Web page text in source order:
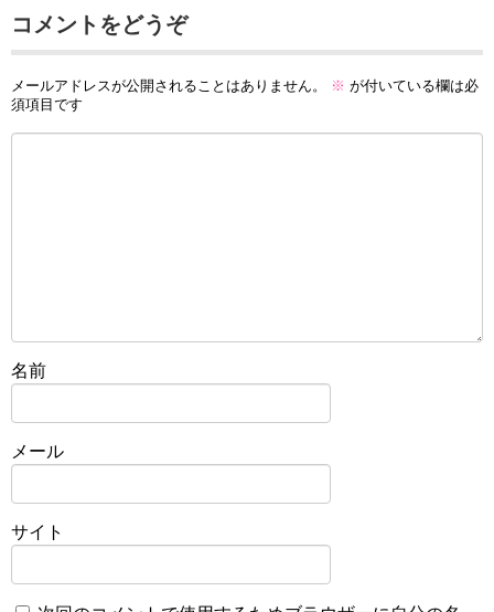
コメントをどうぞ
メールアドレスが公開されることはありません。 ※ が付いている欄は必
須項目です
名前
メール
サイト